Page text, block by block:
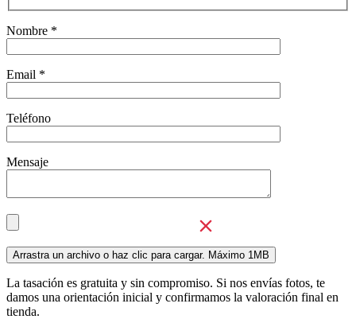
Nombre *
Email *
Teléfono
Mensaje
La tasación es gratuita y sin compromiso. Si nos envías fotos, te
damos una orientación inicial y confirmamos la valoración final en
tienda.